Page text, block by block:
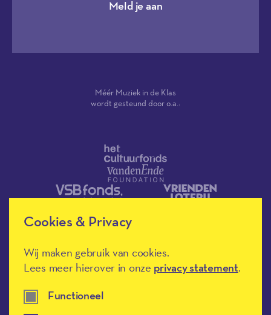
Cookies & Privacy
Wij maken gebruik van cookies.
Lees meer hierover in onze privacy statement.
Functioneel
Meld je aan
Méér Muziek in de Klas
wordt gesteund door o.a.:
Méér Muziek in de Klas heeft de
culturele ANBI-status en is een